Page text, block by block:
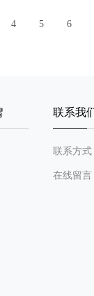
4 5 6
联系我
联系方式
在线留言